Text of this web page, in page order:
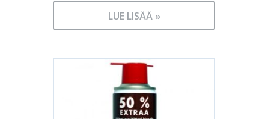
LUE LISÄÄ »